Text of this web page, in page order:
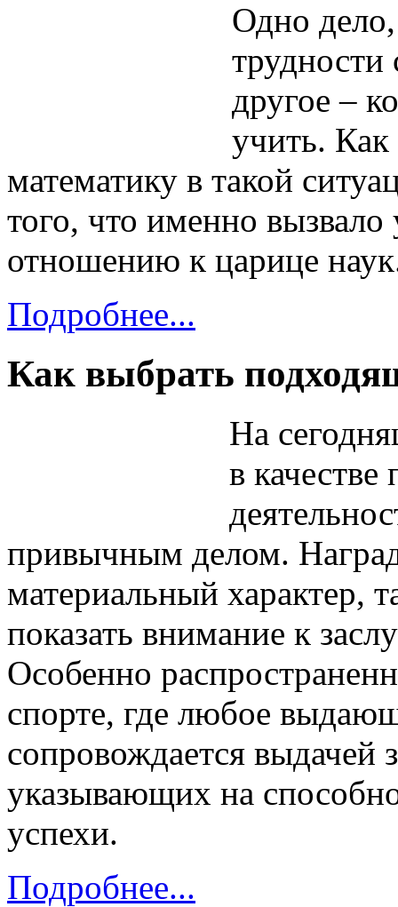
Одно
трудности
другое –
учить.
математику в такой
того, что именно
отношению к царице
Подробнее...
Как выбрать
На
в
привычным делом.
материальный характер,
показать внимание к
Особенно
спорте, где любое
сопровождается выдачей
указывающих на
успехи.
Подробнее...